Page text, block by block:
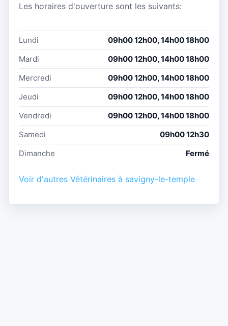
Les horaires d'ouverture sont les suivants:
Lundi
09h00 12h00, 14h00 18h00
Mardi
09h00 12h00, 14h00 18h00
Mercredi
09h00 12h00, 14h00 18h00
Jeudi
09h00 12h00, 14h00 18h00
Vendredi
09h00 12h00, 14h00 18h00
Samedi
09h00 12h30
Dimanche
Fermé
Voir d'autres Vétérinaires à savigny-le-temple